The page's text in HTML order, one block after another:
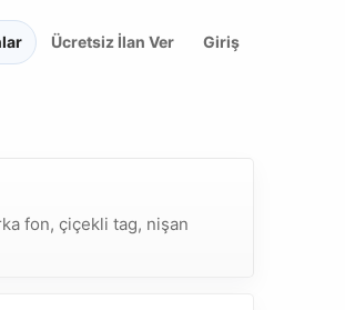
Ücretsiz İlan Ver Giriş
fon, çiçekli tag, nişan